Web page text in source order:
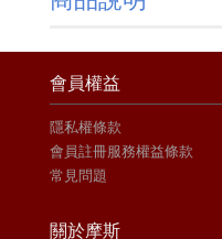
會員權益
隱私權條款
會員註冊服務權益條款
常見問題
關於摩斯